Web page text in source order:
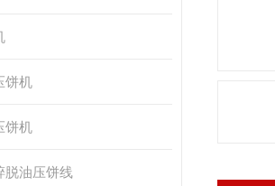
饼机
饼机
脱油压饼线